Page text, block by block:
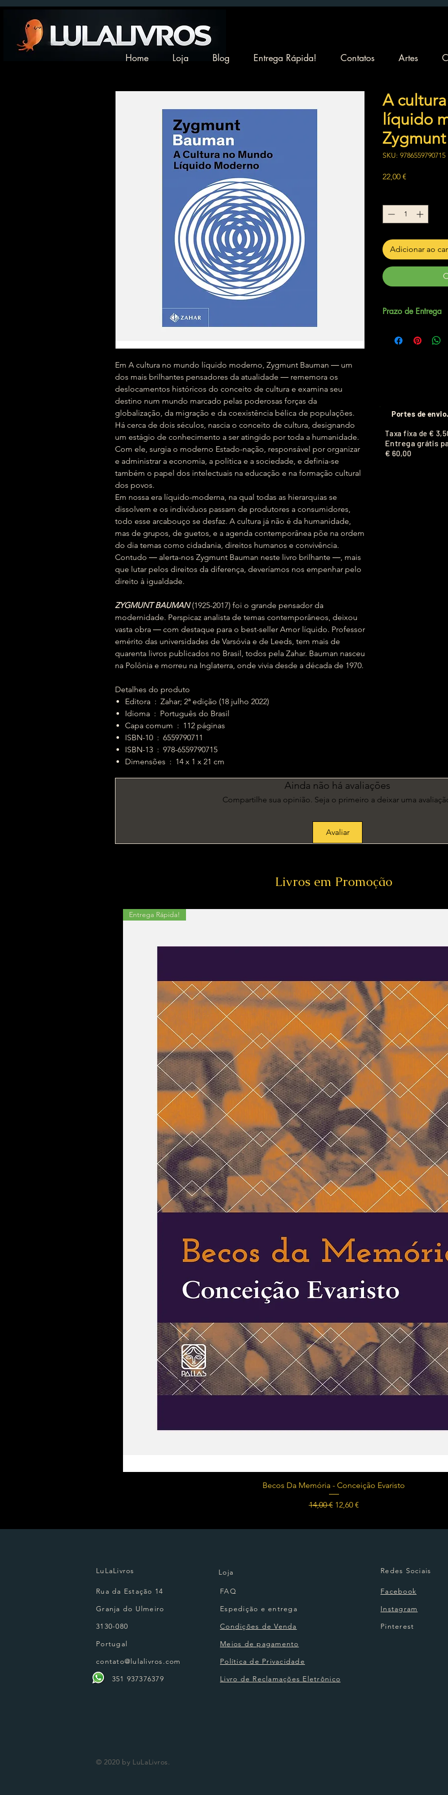
Home Loja Blog Entrega Rápida! Contatos Artes
Em A cultura no mundo líquido moderno, Zygmunt Bauman ― um
dos mais brilhantes pensadores da atualidade ― rememora os
deslocamentos históricos do conceito de cultura e examina seu
destino num mundo marcado pelas poderosas forças da
globalização, da migração e da coexistência bélica de populações.
Há cerca de dois séculos, nascia o conceito de cultura, designando
um estágio de conhecimento a ser atingido por toda a humanidade.
Com ele, surgia o moderno Estado-nação, responsável por organizar
e administrar a economia, a política e a sociedade, e definia-se
também o papel dos intelectuais na educação e na formação cultural
dos povos.
Em nossa era líquido-moderna, na qual todas as hierarquias se
dissolvem e os indivíduos passam de produtores a consumidores,
todo esse arcabouço se desfaz. A cultura já não é da humanidade,
mas de grupos, de guetos, e a agenda contemporânea põe na ordem
do dia temas como cidadania, direitos humanos e convivência.
Contudo ― alerta-nos Zygmunt Bauman neste livro brilhante ―, mais
que lutar pelos direitos da diferença, deveríamos nos empenhar pelo
direito à igualdade.
ZYGMUNT BAUMAN(1925-2017) foi o grande pensador da
modernidade. Perspicaz analista de temas contemporâneos, deixou
vasta obra ― com destaque para o best-seller Amor líquido. Professor
emérito das universidades de Varsóvia e de Leeds, tem mais de
quarenta livros publicados no Brasil, todos pela Zahar. Bauman nasceu
na Polônia e morreu na Inglaterra, onde vivia desde a década de 1970.
Detalhes do produto
Editora ‏ : ‎ Zahar; 2ª edição (18 julho 2022)
Idioma ‏ : ‎ Português do Brasil
Capa comum ‏ : ‎ 112 páginas
ISBN-10 ‏ : ‎ 6559790711
ISBN-13 ‏ : ‎ 978-6559790715
Dimensões ‏ : ‎ 14 x 1 x 21 cm
A
líquido
SKU: 9786559790715
22,00 €
Adicionar ao
Prazo de Entrega
Ainda não há avaliações
Compartilhe sua opinião. Seja o primeiro a deixar uma
Avaliar
Portes de
Taxa fixa de €
Entrega grátis
€ 60,00
Livros em Promoção
Visualização rápida
Entrega Rápida!
Becos Da Memória - Conceição Evaristo
Preço normal
14,00 € Preço promocional
12,60 €
LuLaLivros Loja
Rua da Estação 14
Granja do Ulmeiro
3130-080
Portugal
contato@lulalivros.com
351 937376379
FAQ
Espedição e entrega
Condições de Venda
Meios de pagamento
Política de Privacidade
Livro de Reclamações Eletrônico
Redes Sociais
Facebook
Instagram
Pinterest
© 2020 by LuLaLivros.